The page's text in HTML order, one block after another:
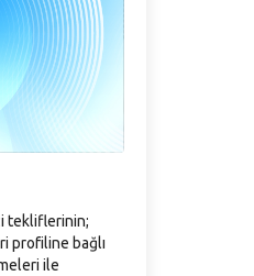
tekliflerinin;
profiline bağlı
ile